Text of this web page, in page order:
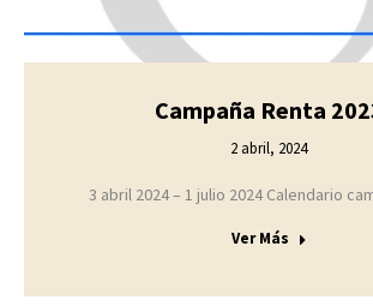
Campaña Renta
2 abril, 2024
3 abril 2024 – 1 julio 2024 Calendario
Ver Más